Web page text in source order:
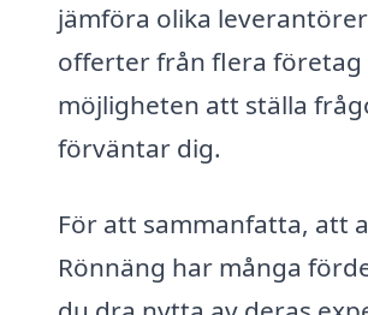
jämföra olika
offerter från flera företag
möjligheten att ställa
förväntar dig.
För att sammanfatta, att
Rönnäng har många